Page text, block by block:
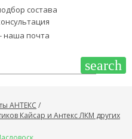
состава
- наша почта
search
АНТЕКС
Кайсар и Антекс ЛКМ других